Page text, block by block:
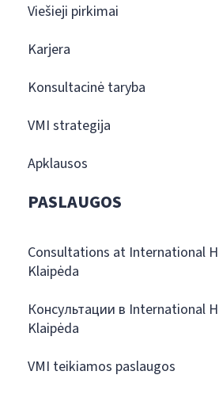
Viešieji pirkimai
Karjera
Konsultacinė taryba
VMI strategija
Apklausos
PASLAUGOS
Consultations at International
Klaipėda
Консультации в International
Klaipėda
VMI teikiamos paslaugos